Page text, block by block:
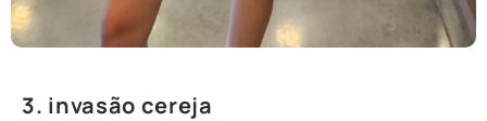
3. invasão cereja